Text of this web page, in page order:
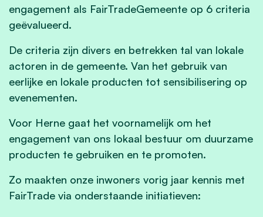
engagement als FairTradeGemeente op 6 criteria
geëvalueerd.
De criteria zijn divers en betrekken tal van lokale
actoren in de gemeente. Van het gebruik van
eerlijke en lokale producten tot sensibilisering op
evenementen.
Voor Herne gaat het voornamelijk om het
engagement van ons lokaal bestuur om duurzame
producten te gebruiken en te promoten.
Zo maakten onze inwoners vorig jaar kennis met
FairTrade via onderstaande initiatieven: